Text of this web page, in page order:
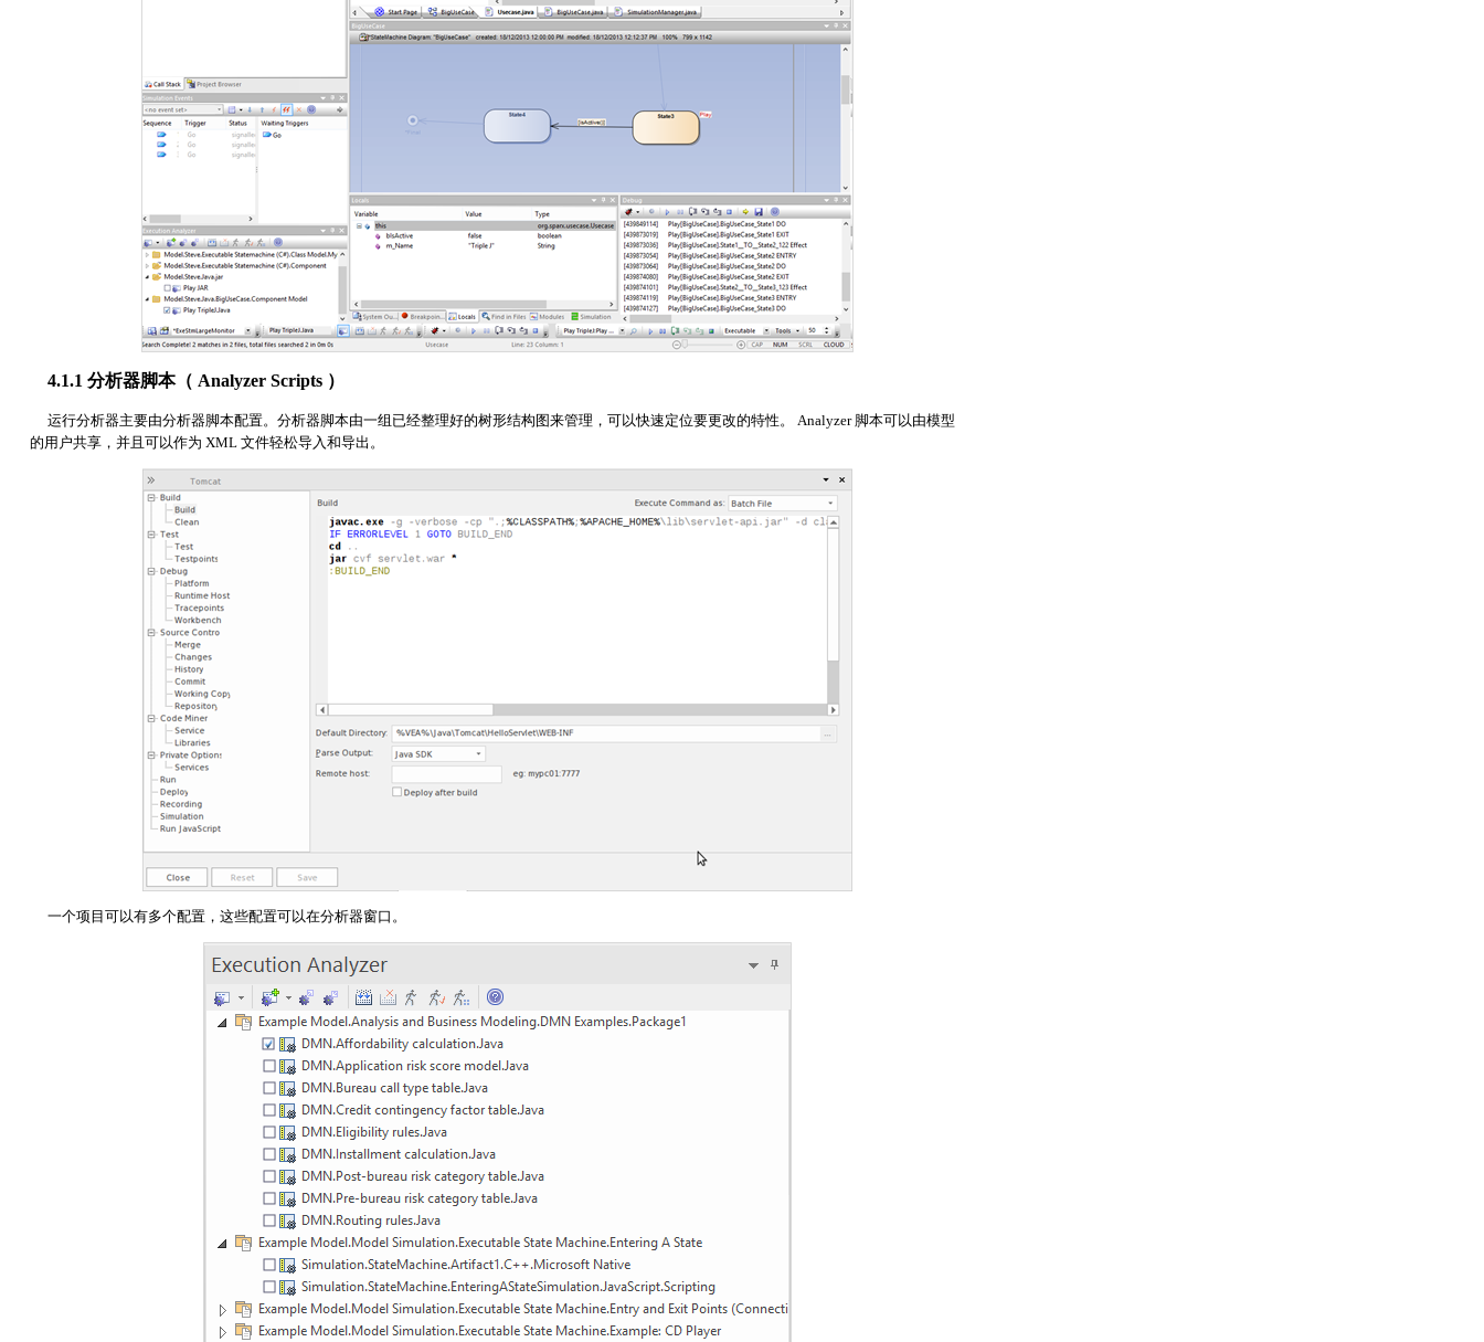
4.1.1 分析器脚本（ Analyzer Scripts ）
运行分析器主要由分析器脚本配置。分析器脚本由一组已经整理好的树形结构图来管理，可以快速定位要更改的特性。 Analyzer 脚本可以由模型
的用户共享，并且可以作为 XML 文件轻松导入和导出。
一个项目可以有多个配置，这些配置可以在分析器窗口。